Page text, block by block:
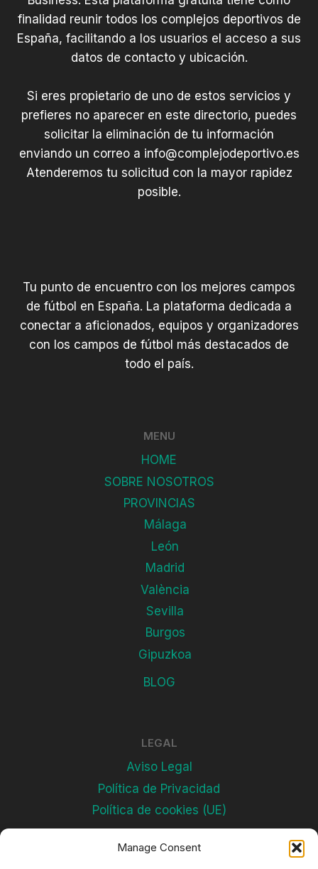
Manage Consent
finalidad reunir todos los complejos deportivos de
España, facilitando a los usuarios el acceso a sus
datos de contacto y ubicación.
Si eres propietario de uno de estos servicios y
prefieres no aparecer en este directorio, puedes
solicitar la eliminación de tu información
enviando un correo a info@complejodeportivo.es
Atenderemos tu solicitud con la mayor rapidez
posible.
Tu punto de encuentro con los mejores campos
de fútbol en España. La plataforma dedicada a
conectar a aficionados, equipos y organizadores
con los campos de fútbol más destacados de
todo el país.
MENU
HOME
SOBRE NOSOTROS
PROVINCIAS
Málaga
León
Madrid
València
Sevilla
Burgos
Gipuzkoa
BLOG
LEGAL
Aviso Legal
Política de Privacidad
Política de cookies (UE)